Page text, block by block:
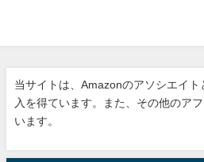
当サイトは、Amazonのアソシエイト
入を得ています。また、その他のア
います。